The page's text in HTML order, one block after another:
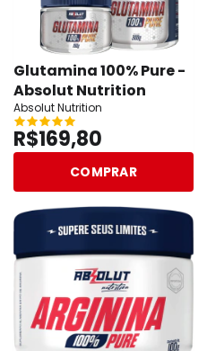
Glutamina 100% Pure -
Absolut Nutrition
Absolut Nutrition
R$169,80
COMPRAR